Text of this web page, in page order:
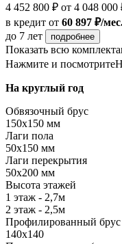
4 452 800 ₽ от 4 048 000
в кредит от 60 897 ₽/
до 7 лет
подробнее
Показать всю
Нажмите и посмотрите
На круглый год
Обвязочный брус
150х150 мм
Лаги пола
50х150 мм
Лаги перекрытия
50х200 мм
Высота этажей
1 этаж - 2,7м
2 этаж - 2,5м
Профилированный брус
140х140